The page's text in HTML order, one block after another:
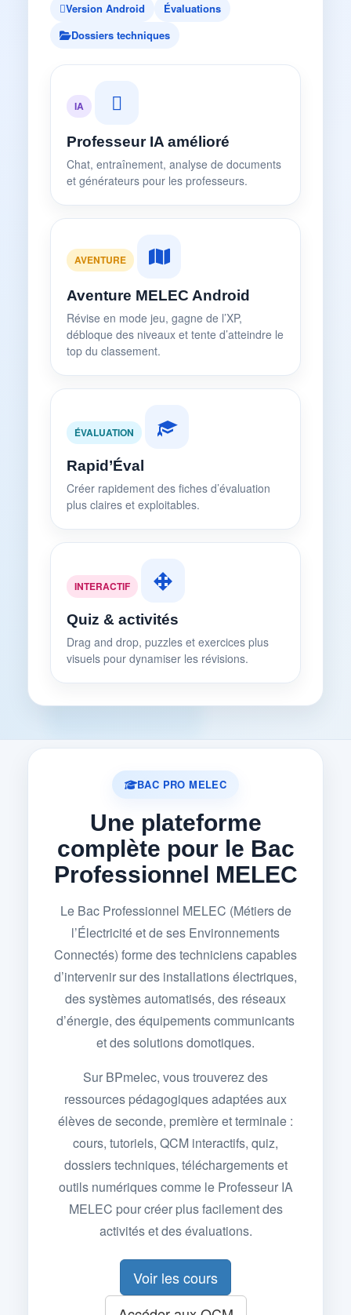
Version Android
Évaluations
Dossiers techniques
IA
Professeur IA amélioré
Chat, entraînement, analyse de documents
et générateurs pour les professeurs.
AVENTURE
Aventure MELEC Android
Révise en mode jeu, gagne de l’XP,
débloque des niveaux et tente d’atteindre le
top du classement.
ÉVALUATION
Rapid’Éval
Créer rapidement des fiches d’évaluation
plus claires et exploitables.
INTERACTIF
Quiz & activités
Drag and drop, puzzles et exercices plus
visuels pour dynamiser les révisions.
BAC PRO MELEC
Une plateforme
complète pour le Bac
Professionnel MELEC
Le Bac Professionnel MELEC (Métiers de
l’Électricité et de ses Environnements
Connectés) forme des techniciens capables
d’intervenir sur des installations électriques,
des systèmes automatisés, des réseaux
d’énergie, des équipements communicants
et des solutions domotiques.
Sur BPmelec, vous trouverez des
ressources pédagogiques adaptées aux
élèves de seconde, première et terminale :
cours, tutoriels, QCM interactifs, quiz,
dossiers techniques, téléchargements et
outils numériques comme le Professeur IA
MELEC pour créer plus facilement des
activités et des évaluations.
Voir les cours